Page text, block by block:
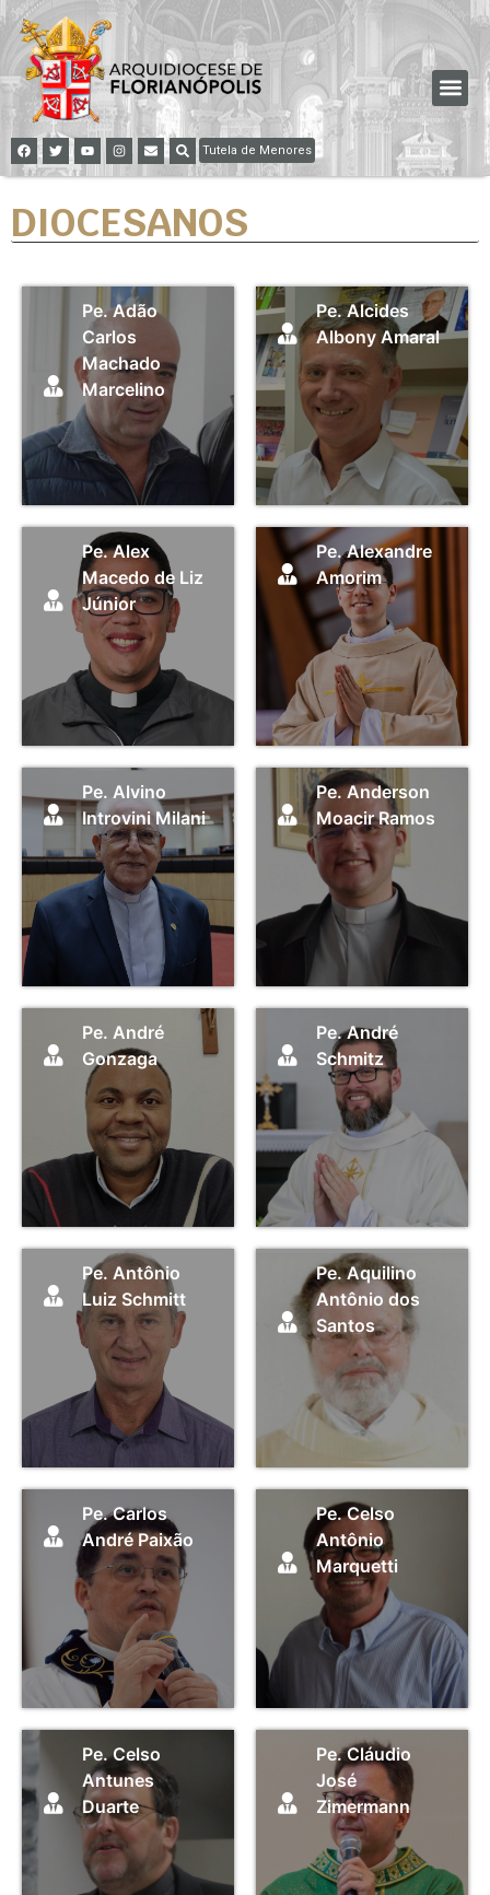
Tutela de Menores
DIOCESANOS
Pe. Adão
Carlos
Machado
Marcelino
Pe. Alcides
Albony Amaral
Pe. Alex
Macedo de Liz
Júnior
Pe. Alexandre
Amorim
Pe. Alvino
Introvini Milani
Pe. Anderson
Moacir Ramos
Pe. André
Gonzaga
Pe. André
Schmitz
Pe. Antônio
Luiz Schmitt
Pe. Aquilino
Antônio dos
Santos
Pe. Carlos
André Paixão
Pe. Celso
Antônio
Marquetti
Pe. Celso
Antunes
Duarte
Pe. Cláudio
José
Zimermann